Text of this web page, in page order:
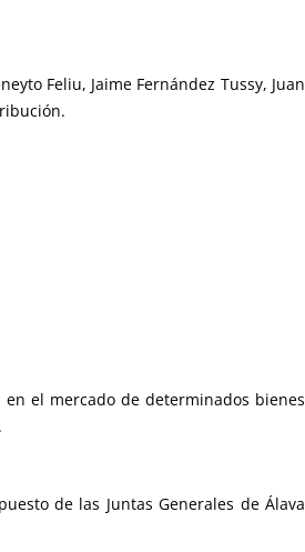
Feliu, Jaime Fernández Tussy, Juan
el mercado de determinados bienes
de las Juntas Generales de Álava